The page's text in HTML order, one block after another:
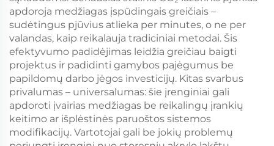
apdoroja medžiagas įspūdingais greičiais –
sudėtingus pjūvius atlieka per minutes, o ne per
valandas, kaip reikalauja tradiciniai metodai. Šis
efektyvumo padidėjimas leidžia greičiau baigti
projektus ir padidinti gamybos pajėgumus be
papildomų darbo jėgos investicijų. Kitas svarbus
privalumas – universalumas: šie įrenginiai gali
apdoroti įvairias medžiagas be reikalingų įrankių
keitimo ar išplėstinės paruoštos sistemos
modifikacijų. Vartotojai gali be jokių problemų